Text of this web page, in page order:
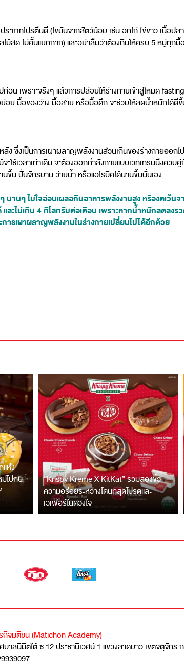
ภทโปรตีนดี (ไขมันจากสัตว์น้อย เช่น อกไก่ ไข่ขาว เนื้อปล
ม้สด ไม่คั้นแยกกาก) และอย่าลืมว่าต้องกินให้ครบ 5 หมู่ทุกมื้
น เพราะจริงๆ แล้วการปล่อยให้ร่างกายเข้าสู่โหมด
อย มื้อของว่าง มื้อสาย หรือมื้อดึก จะช่วยให้ลดน้ำหนักได้ดี
ง ซึ่งเป็นการเผาผลาญพลังงานส่วนเกินของร่างกายออก
เวลาเท่าเดิม จะต้องออกกำลังกายแบบเวทเทรนนิ่งควบคู่
นขึ้น ปั่นจักรยาน ว่ายน้ำ หรือแอโรบิคได้นานขึ้นนั่นเอง
านๆ ไม่ใจอ่อนเผลอกินอาหารพลังงานสูง หรืองดเว้น
ไม่เกิน 4 กิโลกรัมต่อเดือน เพราะหากน้ำหนักลดลงรว
ารเผาผลาญพลังงานในร่างกายเปลี่ยนไปได้อีกด้วย
ห่ง
ไปกับ
“Krispy Kreme X KitKat” รวมสองขั้ว
ความอร่อยระหว่างโดนัทสุดโปรดและ
เวเฟอร์ในดวงใจ
กิจมติชน (Matichon Academy)
บาลนิมิตใต้ ซ.12 ประชานิเวศน์ 1 แขวงลาดยาว เขตจตุจักร